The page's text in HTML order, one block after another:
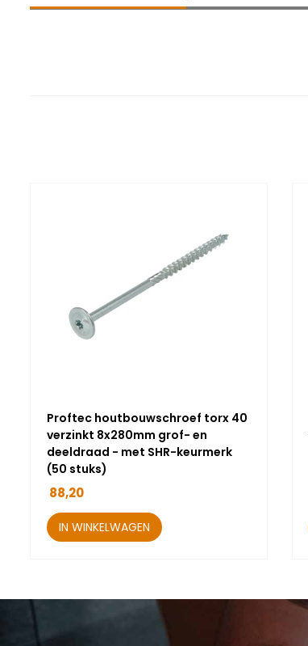
Proftec houtbouwschroef torx 40
verzinkt 8x280mm grof- en
deeldraad - met SHR-keurmerk
(50 stuks)
88,20
IN WINKELWAGEN